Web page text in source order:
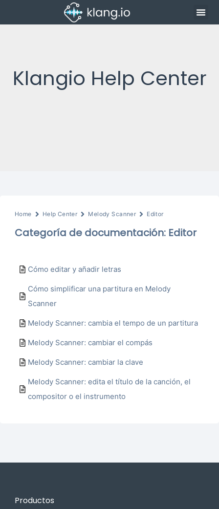
Klangio Help Center
Home Help Center Melody Scanner Editor
Categoría de documentación: Editor
Cómo editar y añadir letras
Cómo simplificar una partitura en Melody
Scanner
Melody Scanner: cambia el tempo de un partitura
Melody Scanner: cambiar el compás
Melody Scanner: cambiar la clave
Melody Scanner: edita el título de la canción, el
compositor o el instrumento
Productos